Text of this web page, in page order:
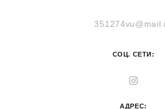
СОЦ. СЕТИ:
АДРЕС: